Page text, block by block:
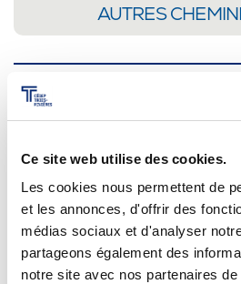
Ce site web utilise des cookies.
Les cookies nous permettent de
et les annonces, d'offrir des
médias sociaux et d'analyser
partageons également des
notre site avec nos partenaires
AUTRES
Un diplôme préuniversitaire
Ces formations ont pour but
poursuite d’études
excellent choix pour acquérir de
en lien avec des domaines
t’intéresse.